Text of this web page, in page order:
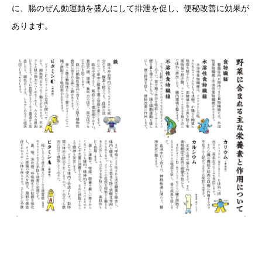
に、腸のぜん動運動を盛んにして排泄を促し、便秘改善に効果が
あります。